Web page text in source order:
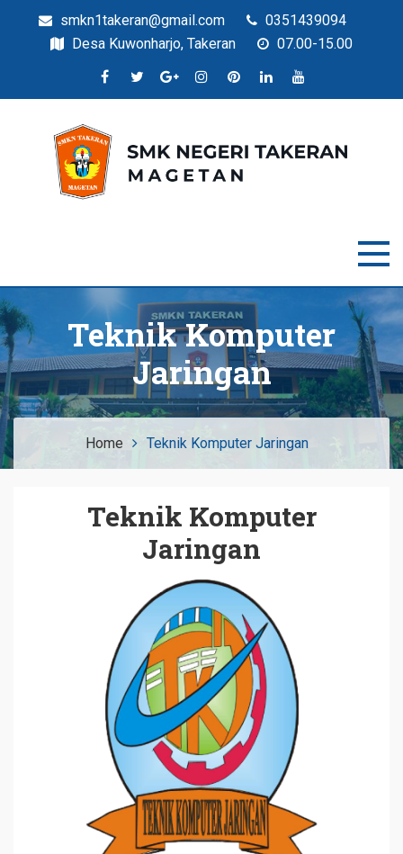
smkn1takeran@gmail.com
0351439094
Desa Kuwonharjo, Takeran
07.00-15.00
Situs Resmi SMKN Takeran
Teknik Komputer
Jaringan
Home Teknik Komputer Jaringan
Teknik Komputer
Jaringan